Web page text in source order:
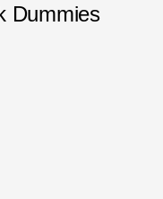
Dummies